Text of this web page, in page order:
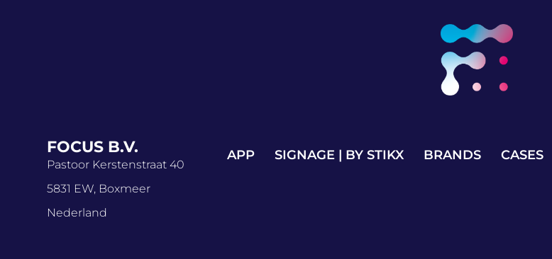
FOCUS B.V.
Pastoor Kerstenstraat 40
5831 EW, Boxmeer
Nederland
APP SIGNAGE | BY STIKX BRANDS CASES